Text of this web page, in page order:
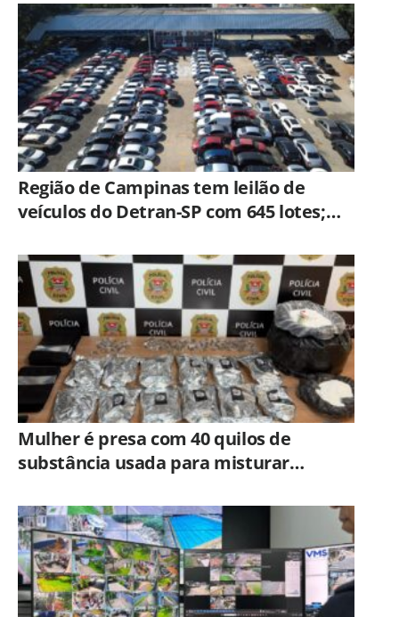
Região de Campinas tem leilão de
veículos do Detran-SP com 645 lotes;
Mulher é presa com 40 quilos de
substância usada para misturar
Piracicaba